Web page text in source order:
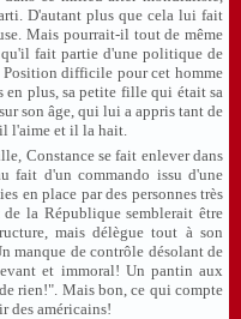
D'autant plus que cela lui fait
Mais pourrait-il tout de même
qu'il fait partie d'une politique de
Position difficile pour cet homme
plus, sa petite fille qui était sa
son âge, qui lui a appris tant de
l'aime et il la hait.
Constance se fait enlever dans
fait d'un commando issu d'une
en place par des personnes très
la République semblerait être
mais délègue tout à son
manque de contrôle désolant de
et immoral! Un pantin aux
rien!". Mais bon, ce qui compte
des américains!